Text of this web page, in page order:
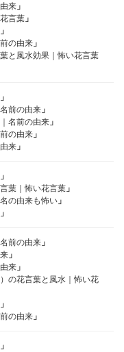
来 」
言葉 」
」
の由来 」
と風水効果｜怖い花言葉
」
前の由来 」
名前の由来 」
の由来 」
来 」
」
葉｜怖い花言葉 」
の由来も怖い 」
」
前の由来 」
」
来 」
の花言葉と風水｜怖い花
」
の由来 」
」